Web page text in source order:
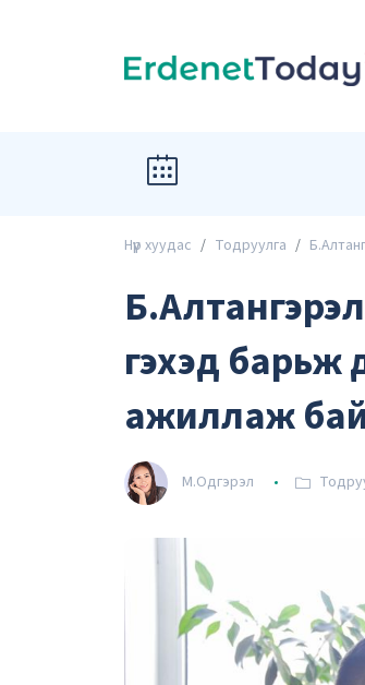
Нүүр хуудас Тодруулга
гэхэд барьж
ажиллаж
М.Одгэрэл